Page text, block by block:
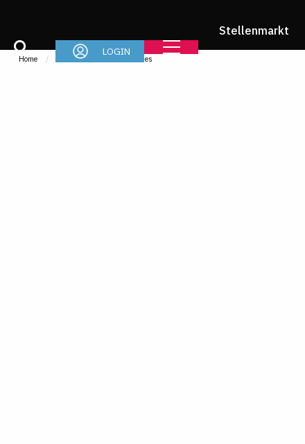
Stellenmarkt
LOGIN
Home Im Job News & Stories